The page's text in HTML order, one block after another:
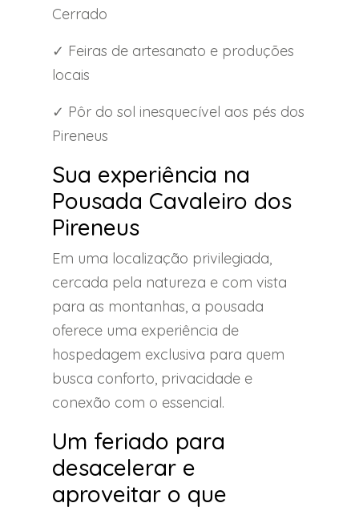
Cerrado
✓ Feiras de artesanato e produções
locais
✓ Pôr do sol inesquecível aos pés dos
Pireneus
Sua experiência na
Pousada Cavaleiro dos
Pireneus
Em uma localização privilegiada,
cercada pela natureza e com vista
para as montanhas, a pousada
oferece uma experiência de
hospedagem exclusiva para quem
busca conforto, privacidade e
conexão com o essencial.
Um feriado para
desacelerar e
aproveitar o que